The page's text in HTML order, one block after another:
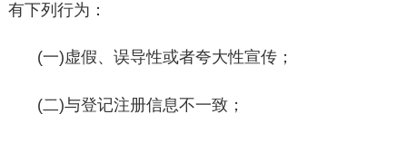
有下列行为：
(一)虚假、误导性或者夸大性宣传；
(二)与登记注册信息不一致；